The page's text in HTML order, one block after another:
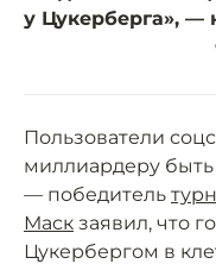
у Цукерберга», —
Пользователи
миллиардеру
— победитель
Маск заявил, что
Цукербергом в